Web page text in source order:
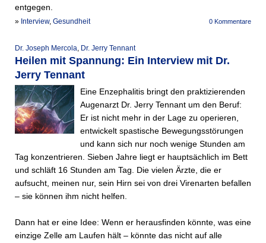
entgegen.
0 Kommentare
» Interview, Gesundheit
Dr. Joseph Mercola, Dr. Jerry Tennant
Heilen mit Spannung: Ein Interview mit Dr.
Jerry Tennant
Eine Enzephalitis bringt den praktizierenden
Augenarzt Dr. Jerry Tennant um den Beruf:
Er ist nicht mehr in der Lage zu operieren,
entwickelt spastische Bewegungsstörungen
und kann sich nur noch wenige Stunden am
Tag konzentrieren. Sieben Jahre liegt er hauptsächlich im Bett
und schläft 16 Stunden am Tag. Die vielen Ärzte, die er
aufsucht, meinen nur, sein Hirn sei von drei Virenarten befallen
– sie können ihm nicht helfen.
Dann hat er eine Idee: Wenn er herausfinden könnte, was eine
einzige Zelle am Laufen hält – könnte das nicht auf alle